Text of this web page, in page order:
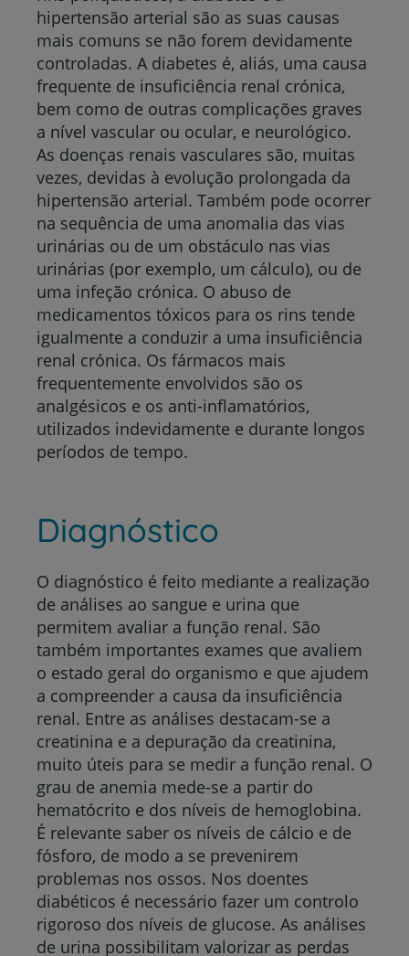
hipertensão arterial são as suas causas
mais comuns se não forem devidamente
controladas. A diabetes é, aliás, uma causa
frequente de insuficiência renal crónica,
bem como de outras complicações graves
a nível vascular ou ocular, e neurológico.
As doenças renais vasculares são, muitas
vezes, devidas à evolução prolongada da
hipertensão arterial. Também pode ocorrer
na sequência de uma anomalia das vias
urinárias ou de um obstáculo nas vias
urinárias (por exemplo, um cálculo), ou de
uma infeção crónica. O abuso de
medicamentos tóxicos para os rins tende
igualmente a conduzir a uma insuficiência
renal crónica. Os fármacos mais
frequentemente envolvidos são os
analgésicos e os anti-inflamatórios,
utilizados indevidamente e durante longos
períodos de tempo.
Diagnóstico
O diagnóstico é feito mediante a realização
de análises ao sangue e urina que
permitem avaliar a função renal. São
também importantes exames que avaliem
o estado geral do organismo e que ajudem
a compreender a causa da insuficiência
renal. Entre as análises destacam-se a
creatinina e a depuração da creatinina,
muito úteis para se medir a função renal. O
grau de anemia mede-se a partir do
hematócrito e dos níveis de hemoglobina.
É relevante saber os níveis de cálcio e de
fósforo, de modo a se prevenirem
problemas nos ossos. Nos doentes
diabéticos é necessário fazer um controlo
rigoroso dos níveis de glucose. As análises
de urina possibilitam valorizar as perdas